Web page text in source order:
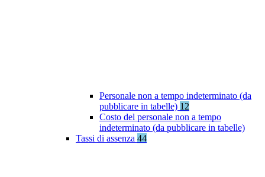
Personale non a tempo indeterminato (da
pubblicare in tabelle) 12
Costo del personale non a tempo
indeterminato (da pubblicare in tabelle)
Tassi di assenza 44